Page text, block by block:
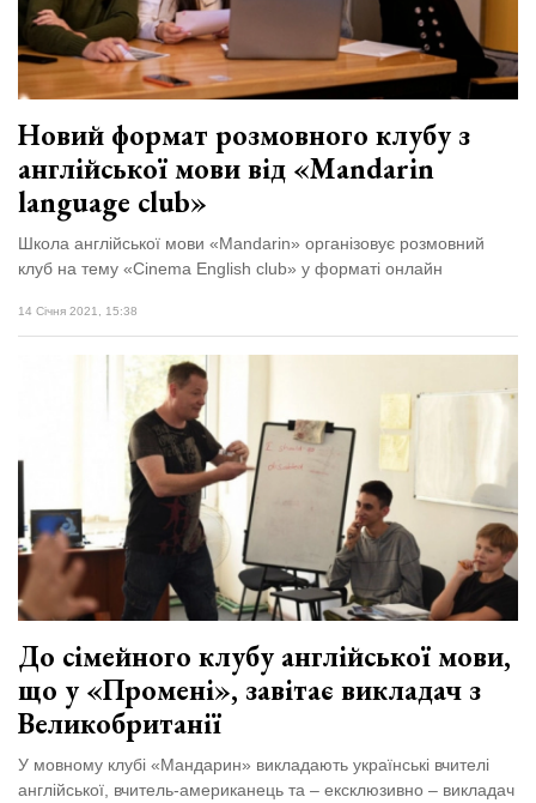
XIX
Спартакіада
VolWe...
29 Липня 2026
574 переглядів
Персона
Лайф
Афіша
Політика конфіденційності
Новий формат розмовного клубу з
англійської мови від «Mandarin
language club»
Школа англійської мови «Mandarin» організовує розмовний
клуб на тему «Cinema English club» у форматі онлайн
14 Січня 2021, 15:38
До сімейного клубу англійської мови,
що у «Промені», завітає викладач з
Великобританії
У мовному клубі «Мандарин» викладають українські вчителі
англійської, вчитель-американець та – ексклюзивно – викладач